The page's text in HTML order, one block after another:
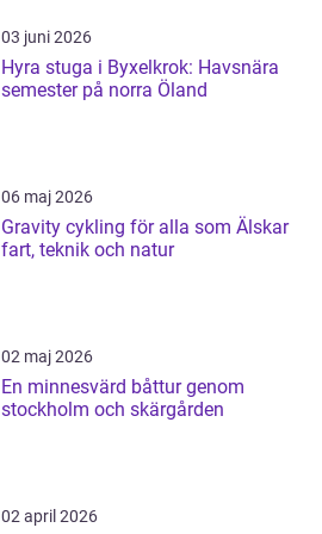
03 juni 2026
Hyra stuga i Byxelkrok: Havsnära
semester på norra Öland
06 maj 2026
Gravity cykling för alla som Älskar
fart, teknik och natur
02 maj 2026
En minnesvärd båttur genom
stockholm och skärgården
02 april 2026